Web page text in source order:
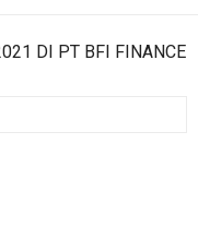
DI PT BFI FINANCE